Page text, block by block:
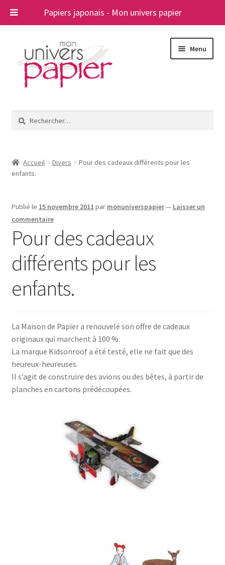
Papiers japonais - Mon univers papier
navigation
contenu
Menu
le
A propos
Rechercher :
Accueil Divers
Pour des cadeaux différents pour les
enfants.
Publié le 15 novembre 2011 par monuniverspapier— Laisser un
commentaire
Pour des cadeaux
différents pour les
enfants.
La Maison de Papier a renouvelé son offre de cadeaux
originaux qui marchent à 100 %.
La marque Kidsonroof a été testé, elle ne fait que des
heureux-heureuses.
Il s’agit de construire des avions ou des bêtes, à partir de
planches en cartons prédécoupées.